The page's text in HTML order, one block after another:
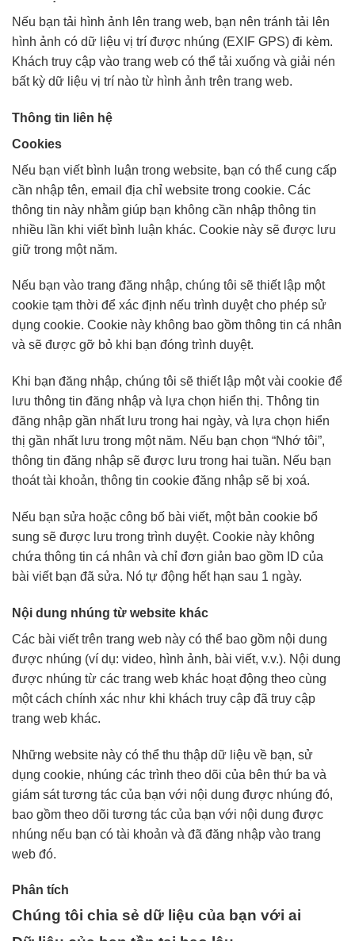
Nếu bạn tải hình ảnh lên trang web, bạn nên tránh tải lên
hình ảnh có dữ liệu vị trí được nhúng (EXIF GPS) đi kèm.
Khách truy cập vào trang web có thể tải xuống và giải nén
bất kỳ dữ liệu vị trí nào từ hình ảnh trên trang web.
Thông tin liên hệ
Cookies
Nếu bạn viết bình luận trong website, bạn có thể cung cấp
cần nhập tên, email địa chỉ website trong cookie. Các
thông tin này nhằm giúp bạn không cần nhập thông tin
nhiều lần khi viết bình luận khác. Cookie này sẽ được lưu
giữ trong một năm.
Nếu bạn vào trang đăng nhập, chúng tôi sẽ thiết lập một
cookie tạm thời để xác định nếu trình duyệt cho phép sử
dụng cookie. Cookie này không bao gồm thông tin cá nhân
và sẽ được gỡ bỏ khi bạn đóng trình duyệt.
Khi bạn đăng nhập, chúng tôi sẽ thiết lập một vài cookie để
lưu thông tin đăng nhập và lựa chọn hiển thị. Thông tin
đăng nhập gần nhất lưu trong hai ngày, và lựa chọn hiển
thị gần nhất lưu trong một năm. Nếu bạn chọn “Nhớ tôi”,
thông tin đăng nhập sẽ được lưu trong hai tuần. Nếu bạn
thoát tài khoản, thông tin cookie đăng nhập sẽ bị xoá.
Nếu bạn sửa hoặc công bố bài viết, một bản cookie bổ
sung sẽ được lưu trong trình duyệt. Cookie này không
chứa thông tin cá nhân và chỉ đơn giản bao gồm ID của
bài viết bạn đã sửa. Nó tự động hết hạn sau 1 ngày.
Nội dung nhúng từ website khác
Các bài viết trên trang web này có thể bao gồm nội dung
được nhúng (ví dụ: video, hình ảnh, bài viết, v.v.). Nội dung
được nhúng từ các trang web khác hoạt động theo cùng
một cách chính xác như khi khách truy cập đã truy cập
trang web khác.
Những website này có thể thu thập dữ liệu về bạn, sử
dụng cookie, nhúng các trình theo dõi của bên thứ ba và
giám sát tương tác của bạn với nội dung được nhúng đó,
bao gồm theo dõi tương tác của bạn với nội dung được
nhúng nếu bạn có tài khoản và đã đăng nhập vào trang
web đó.
Phân tích
Chúng tôi chia sẻ dữ liệu của bạn với ai